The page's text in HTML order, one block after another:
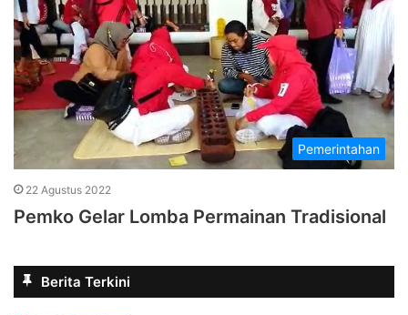
Pemerintahan
22 Agustus 2022
Pemko Gelar Lomba Permainan Tradisional
Berita Terkini